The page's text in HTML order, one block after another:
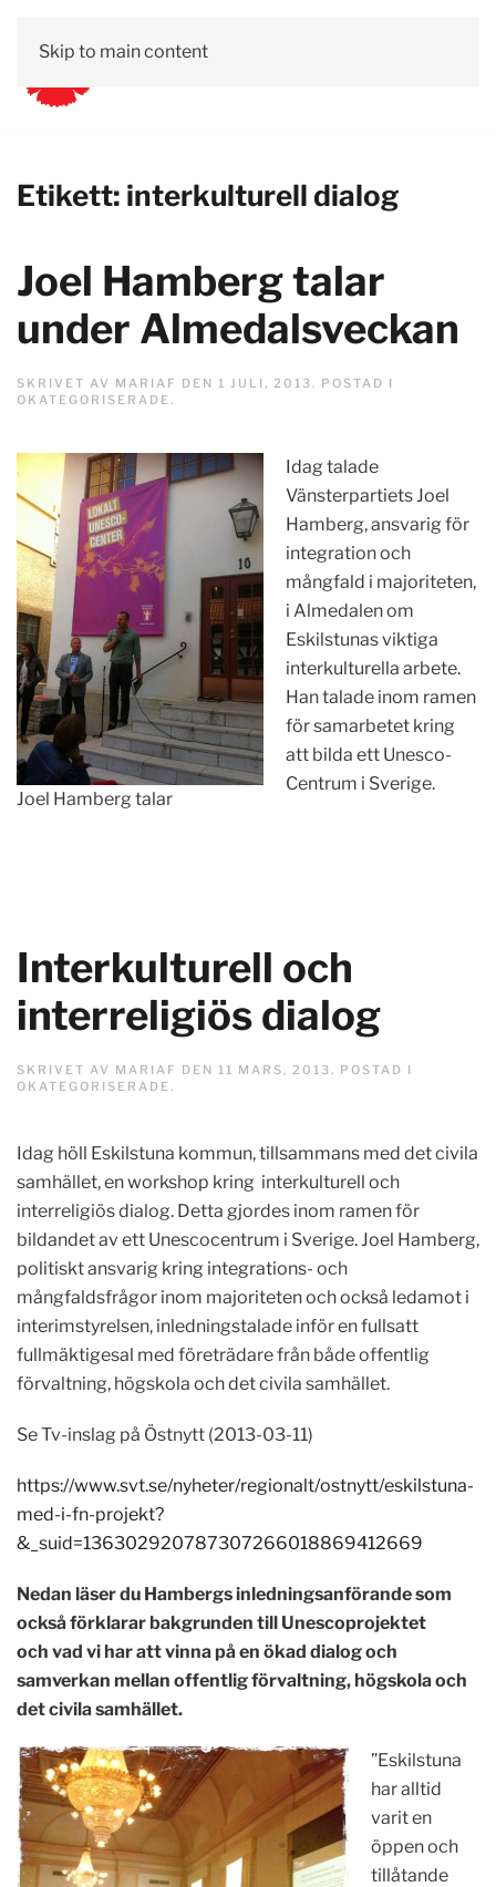
Skip to main content
Etikett: interkulturell dialog
Joel Hamberg talar
under Almedalsveckan
SKRIVET AV MARIAF DEN 1 JULI, 2013. POSTAD I
OKATEGORISERADE.
Joel Hamberg talar
Idag talade
Vänsterpartiets Joel
Hamberg, ansvarig för
integration och
mångfald i majoriteten,
i Almedalen om
Eskilstunas viktiga
interkulturella arbete.
Han talade inom ramen
för samarbetet kring
att bilda ett Unesco-
Centrum i Sverige.
Interkulturell och
interreligiös dialog
SKRIVET AV MARIAF DEN 11 MARS, 2013. POSTAD I
OKATEGORISERADE.
Idag höll Eskilstuna kommun, tillsammans med det civila
samhället, en workshop kring interkulturell och
interreligiös dialog. Detta gjordes inom ramen för
bildandet av ett Unescocentrum i Sverige. Joel Hamberg,
politiskt ansvarig kring integrations- och
mångfaldsfrågor inom majoriteten och också ledamot i
interimstyrelsen, inledningstalade inför en fullsatt
fullmäktigesal med företrädare från både offentlig
förvaltning, högskola och det civila samhället.
Se Tv-inslag på Östnytt (2013-03-11)
https://www.svt.se/nyheter/regionalt/ostnytt/eskilstuna-
med-i-fn-projekt?
&_suid=136302920787307266018869412669
Nedan läser du Hambergs inledningsanförande som
också förklarar bakgrunden till Unescoprojektet
och vad vi har att vinna på en ökad dialog och
samverkan mellan offentlig förvaltning, högskola och
det civila samhället.
”Eskilstuna
har alltid
varit en
öppen och
tillåtande